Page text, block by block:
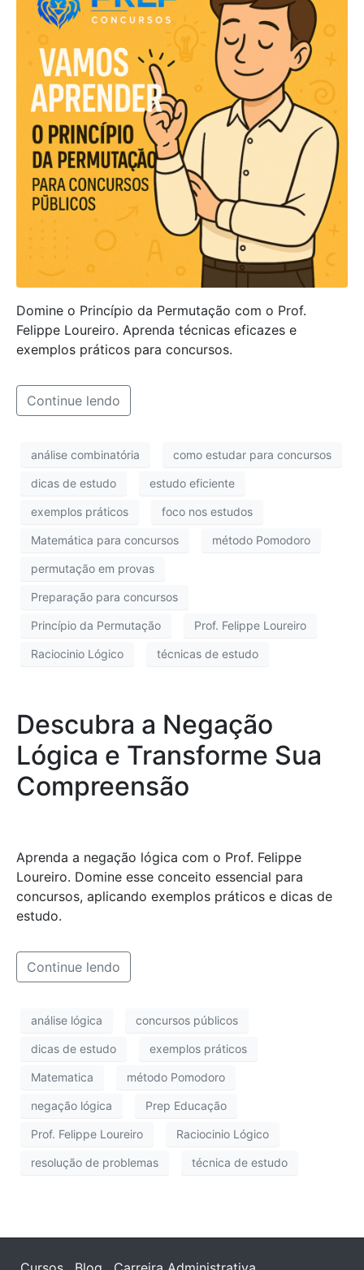
Domine o Princípio da Permutação com o Prof.
Felippe Loureiro. Aprenda técnicas eficazes e
exemplos práticos para concursos.
Continue lendo
análise combinatória como estudar para concursos
dicas de estudo estudo eficiente
exemplos práticos foco nos estudos
Matemática para concursos método Pomodoro
permutação em provas
Preparação para concursos
Princípio da Permutação Prof. Felippe Loureiro
Raciocinio Lógico técnicas de estudo
Descubra a Negação
Lógica e Transforme Sua
Compreensão
Aprenda a negação lógica com o Prof. Felippe
Loureiro. Domine esse conceito essencial para
concursos, aplicando exemplos práticos e dicas de
estudo.
Continue lendo
análise lógica concursos públicos
dicas de estudo exemplos práticos
Matematica método Pomodoro
negação lógica Prep Educação
Prof. Felippe Loureiro Raciocinio Lógico
resolução de problemas técnica de estudo